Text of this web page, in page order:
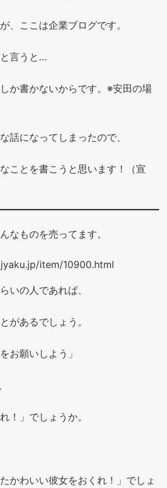
、ここは企業ブログです。
言うと…
か書かないからです。※安田の場
話になってしまったので、
ことを書こうと思います！（宣
なものを売ってます。
item/10900.html
いの人であれば、
があるでしょう。
お願いしよう」
！」でしょうか。
かわいい彼女をおくれ！」でしょ